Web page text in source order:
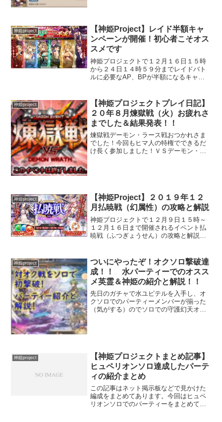
神姫project
【神姫Project】レイド半額キャ
ンペーンが開催！初心者こそオス
スメです
神姫プロジェクトで１２月１６日１５時
から２４日１４時５９分までレイドバト
ルに必要なAP、BPが半額になるキャン
を）ってなわけでさっそく救援＆自発を
やってみました！半額キ...
神姫project
【神姫プロジェクトプレイ日記】
２０年８月煉獄戦（火）お疲れさ
までした＆結果発表！！
煉獄戦デーモン・ラース戦おつかれさま
でした！今回もヒマ人の特権でできるだ
け長く参加しました！ＶＳデーモン・ラ
神姫project
【神姫Project】２０１９年１２
月払暁戦（幻属性）の攻略と解説
神姫プロジェクトで１２月９日１５時～
１２月１６日まで開催されるイベント払
暁戦（ふつぎょうせん）の攻略と解説で
ルの形式はレイドバトル（救援要請可
能）です。※ユニオンイベン...
神姫project
ついにやったぞ！オクソロ撃破達
成！！ 水パーティーでのオスス
メ英霊＆神姫の紹介と解説！！
先日のガチャで水ユピテルを入手し、オ
クソロでのパーティーメンバーが揃った
（気がする）のでソロでの守護幻天オク
神姫project
【神姫プロジェクトまとめ記事】
ヒュペリオンソロ達成したパーテ
ィの紹介まとめ
この記事はネット掲示板などで見かけた
編成をまとめてあります。今回はヒュペ
リオンソロでのパーティーをまとめてい